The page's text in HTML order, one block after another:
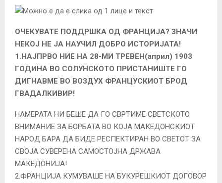
ОЧЕКУВАТЕ ПОДДРШКА ОД ФРАНЦИЈА? ЗНАЧИ
НЕКОЈ НЕ ЈА НАУЧИЛ ДОБРО ИСТОРИЈАТА!
1.НАЈПРВО НИЕ НА 28-МИ ТРЕВЕН(април) 1903
ГОДИНА ВО СОЛУНСКОТО ПРИСТАНИШТЕ ГО
ДИГНАВМЕ ВО ВОЗДУХ ФРАНЦУСКИОТ БРОД
ГВАДАЛКИВИР!
НАМЕРАТА НИ БЕШЕ ДА ГО СВРТИМЕ СВЕТСКОТО
ВНИМАНИЕ ЗА БОРБАТА ВО КОЈА МАКЕДОНСКИОТ
НАРОД БАРА ДА БИДЕ РЕСПЕКТИРАН ВО СВЕТОТ ЗА
СВОЈА СУВЕРЕНА САМОСТОЈНА ДРЖАВА
МАКЕДОНИЈА!
2.ФРАНЦИЈА КУМУВАШЕ НА БУКУРЕШКИОТ ДОГОВОР